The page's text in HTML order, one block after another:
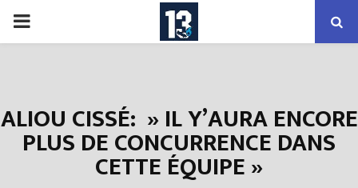
PRIMARY
ALIOU CISSÉ: » IL Y’AURA ENCORE
PLUS DE CONCURRENCE DANS
CETTE ÉQUIPE »